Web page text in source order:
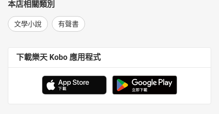
本店相關類別
文學小說 有聲書
下載樂天 Kobo 應用程式